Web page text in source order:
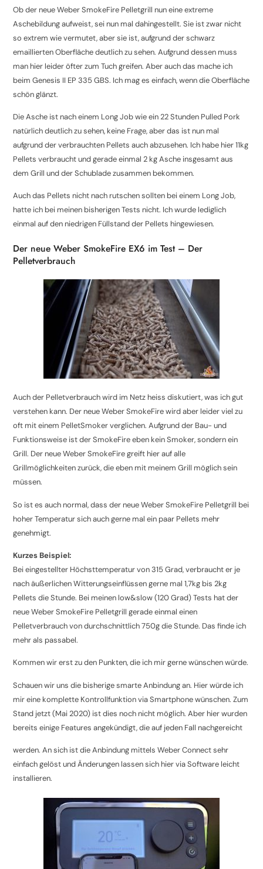
Ob der neue Weber SmokeFire Pelletgrill nun eine extreme
Aschebildung aufweist, sei nun mal dahingestellt. Sie ist zwar nicht
so extrem wie vermutet, aber sie ist, aufgrund der schwarz
emaillierten Oberfläche deutlich zu sehen. Aufgrund dessen muss
man hier leider öfter zum Tuch greifen. Aber auch das mache ich
beim Genesis II EP 335 GBS. Ich mag es einfach, wenn die Oberfläche
schön glänzt.
Die Asche ist nach einem Long Job wie ein 22 Stunden Pulled Pork
natürlich deutlich zu sehen, keine Frage, aber das ist nun mal
aufgrund der verbrauchten Pellets auch abzusehen. Ich habe hier 11kg
Pellets verbraucht und gerade einmal 2 kg Asche insgesamt aus
dem Grill und der Schublade zusammen bekommen.
Auch das Pellets nicht nach rutschen sollten bei einem Long Job,
hatte ich bei meinen bisherigen Tests nicht. Ich wurde lediglich
einmal auf den niedrigen Füllstand der Pellets hingewiesen.
Der neue Weber SmokeFire EX6 im Test – Der
Pelletverbrauch
Auch der Pelletverbrauch wird im Netz heiss diskutiert, was ich gut
verstehen kann. Der neue Weber SmokeFire wird aber leider viel zu
oft mit einem PelletSmoker verglichen. Aufgrund der Bau- und
Funktionsweise ist der SmokeFire eben kein Smoker, sondern ein
Grill. Der neue Weber SmokeFire greift hier auf alle
Grillmöglichkeiten zurück, die eben mit meinem Grill möglich sein
müssen.
So ist es auch normal, dass der neue Weber SmokeFire Pelletgrill bei
hoher Temperatur sich auch gerne mal ein paar Pellets mehr
genehmigt.
Kurzes Beispiel:
Bei eingestellter Höchsttemperatur von 315 Grad, verbraucht er je
nach äußerlichen Witterungseinflüssen gerne mal 1,7kg bis 2kg
Pellets die Stunde. Bei meinen low&slow (120 Grad) Tests hat der
neue Weber SmokeFire Pelletgrill gerade einmal einen
Pelletverbrauch von durchschnittlich 750g die Stunde. Das finde ich
mehr als passabel.
Kommen wir erst zu den Punkten, die ich mir gerne wünschen würde.
Schauen wir uns die bisherige smarte Anbindung an. Hier würde ich
mir eine komplette Kontrollfunktion via Smartphone wünschen. Zum
Stand jetzt (Mai 2020) ist dies noch nicht möglich. Aber hier wurden
bereits einige Features angekündigt, die auf jeden Fall nachgereicht
werden. An sich ist die Anbindung mittels Weber Connect sehr
einfach gelöst und Änderungen lassen sich hier via Software leicht
installieren.